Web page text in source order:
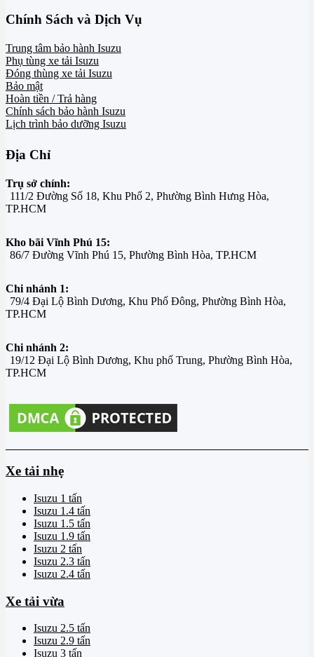
Chính Sách và Dịch Vụ
Trung tâm bảo hành Isuzu
Phụ tùng xe tải Isuzu
Đóng thùng xe tải Isuzu
Bảo mật
Hoàn tiền / Trả hàng
Chính sách bảo hành Isuzu
Lịch trình bảo dưỡng Isuzu
Địa Chỉ
Trụ sở chính:
111/2 Đường Số 18, Khu Phố 2, Phường Bình Hưng Hòa,
TP.HCM
Kho bãi Vĩnh Phú 15:
86/7 Đường Vĩnh Phú 15, Phường Bình Hòa, TP.HCM
Chi nhánh 1:
79/4 Đại Lộ Bình Dương, Khu Phố Đông, Phường Bình Hòa,
TP.HCM
Chi nhánh 2:
19/12 Đại Lộ Bình Dương, Khu phố Trung, Phường Bình Hòa,
TP.HCM
Xe tải nhẹ
Isuzu 1 tấn
Isuzu 1.4 tấn
Isuzu 1.5 tấn
Isuzu 1.9 tấn
Isuzu 2 tấn
Isuzu 2.3 tấn
Isuzu 2.4 tấn
Xe tải vừa
Isuzu 2.5 tấn
Isuzu 2.9 tấn
Isuzu 3 tấn